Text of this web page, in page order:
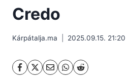
Credo
Kárpátalja.ma 2025.09.15. 21:20